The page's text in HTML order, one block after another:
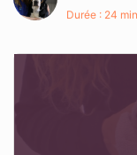
Durée : 24 min